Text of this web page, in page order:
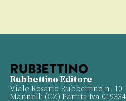
Rubbettino Editore
Viale Rosario Rubbettino n. 10
Mannelli (CZ) Partita Iva